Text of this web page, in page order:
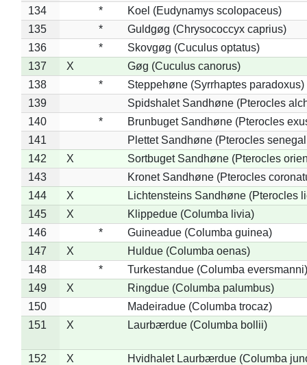
134
*
Koel (Eudynamys scolopaceus)
135
*
Guldgøg (Chrysococcyx caprius)
136
*
Skovgøg (Cuculus optatus)
137
X
Gøg (Cuculus canorus)
138
*
Steppehøne (Syrrhaptes paradoxus)
139
Spidshalet Sandhøne (Pterocles
140
*
Brunbuget Sandhøne (Pterocles
141
Plettet Sandhøne (Pterocles
142
X
Sortbuget Sandhøne (Pterocles
143
Kronet Sandhøne (Pterocles
144
X
Lichtensteins Sandhøne (Pterocles
145
X
Klippedue (Columba livia)
146
*
Guineadue (Columba guinea)
147
X
Huldue (Columba oenas)
148
*
Turkestandue (Columba eversmanni)
149
X
Ringdue (Columba palumbus)
150
Madeiradue (Columba trocaz)
151
X Laurbærdue (Columba bollii)
152 X Hvidhalet Laurbærdue (Columba